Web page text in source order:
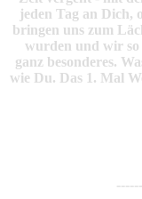
jeden Tag an Dich,
bringen uns zum
wurden und wir so
ganz besonderes.
wie Du. Das 1. Mal